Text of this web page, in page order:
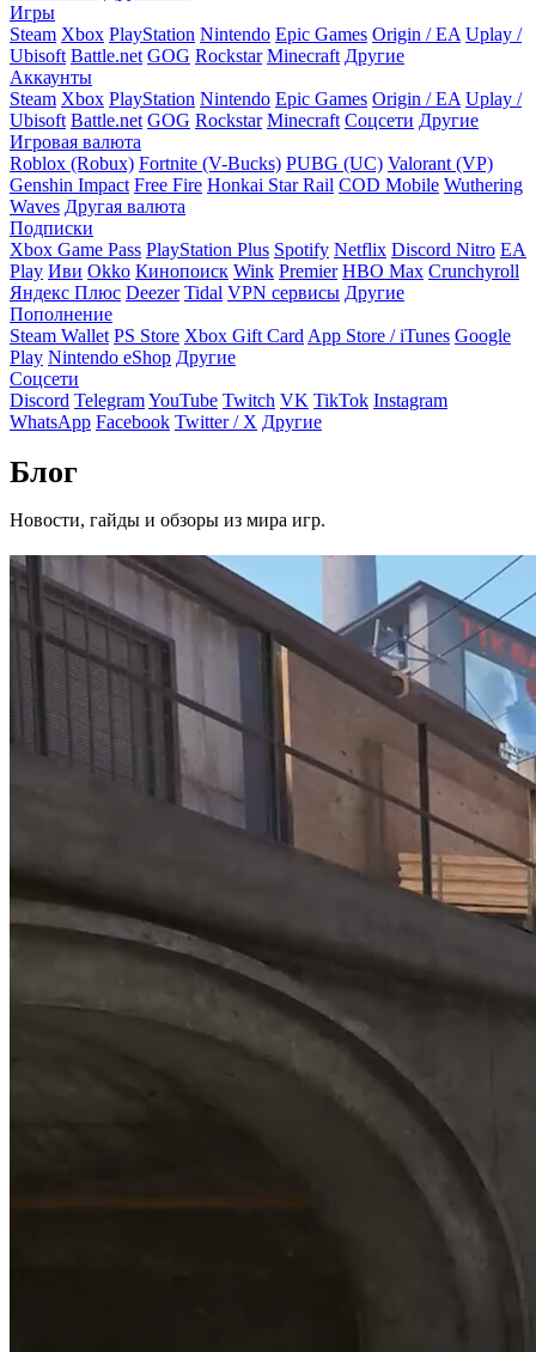
Игры
Steam Xbox PlayStation Nintendo Epic Games Origin / EA Uplay /
Ubisoft Battle.net GOG Rockstar Minecraft Другие
Аккаунты
Steam Xbox PlayStation Nintendo Epic Games Origin / EA Uplay /
Ubisoft Battle.net GOG Rockstar Minecraft Соцсети Другие
Игровая валюта
Roblox (Robux) Fortnite (V-Bucks) PUBG (UC) Valorant (VP)
Genshin Impact Free Fire Honkai Star Rail COD Mobile Wuthering
Waves Другая валюта
Подписки
Xbox Game Pass PlayStation Plus Spotify Netflix Discord Nitro EA
Play Иви Okko Кинопоиск Wink Premier HBO Max Crunchyroll
Яндекс Плюс Deezer Tidal VPN сервисы Другие
Пополнение
Steam Wallet PS Store Xbox Gift Card App Store / iTunes Google
Play Nintendo eShop Другие
Соцсети
Discord TelegramYouTube Twitch VK TikTok Instagram
WhatsApp Facebook Twitter / X Другие
Блог
Новости, гайды и обзоры из мира игр.